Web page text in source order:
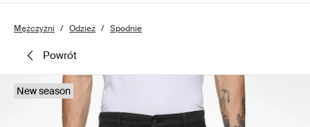
Mężczyźni Odzież Spodnie
powrót
New season